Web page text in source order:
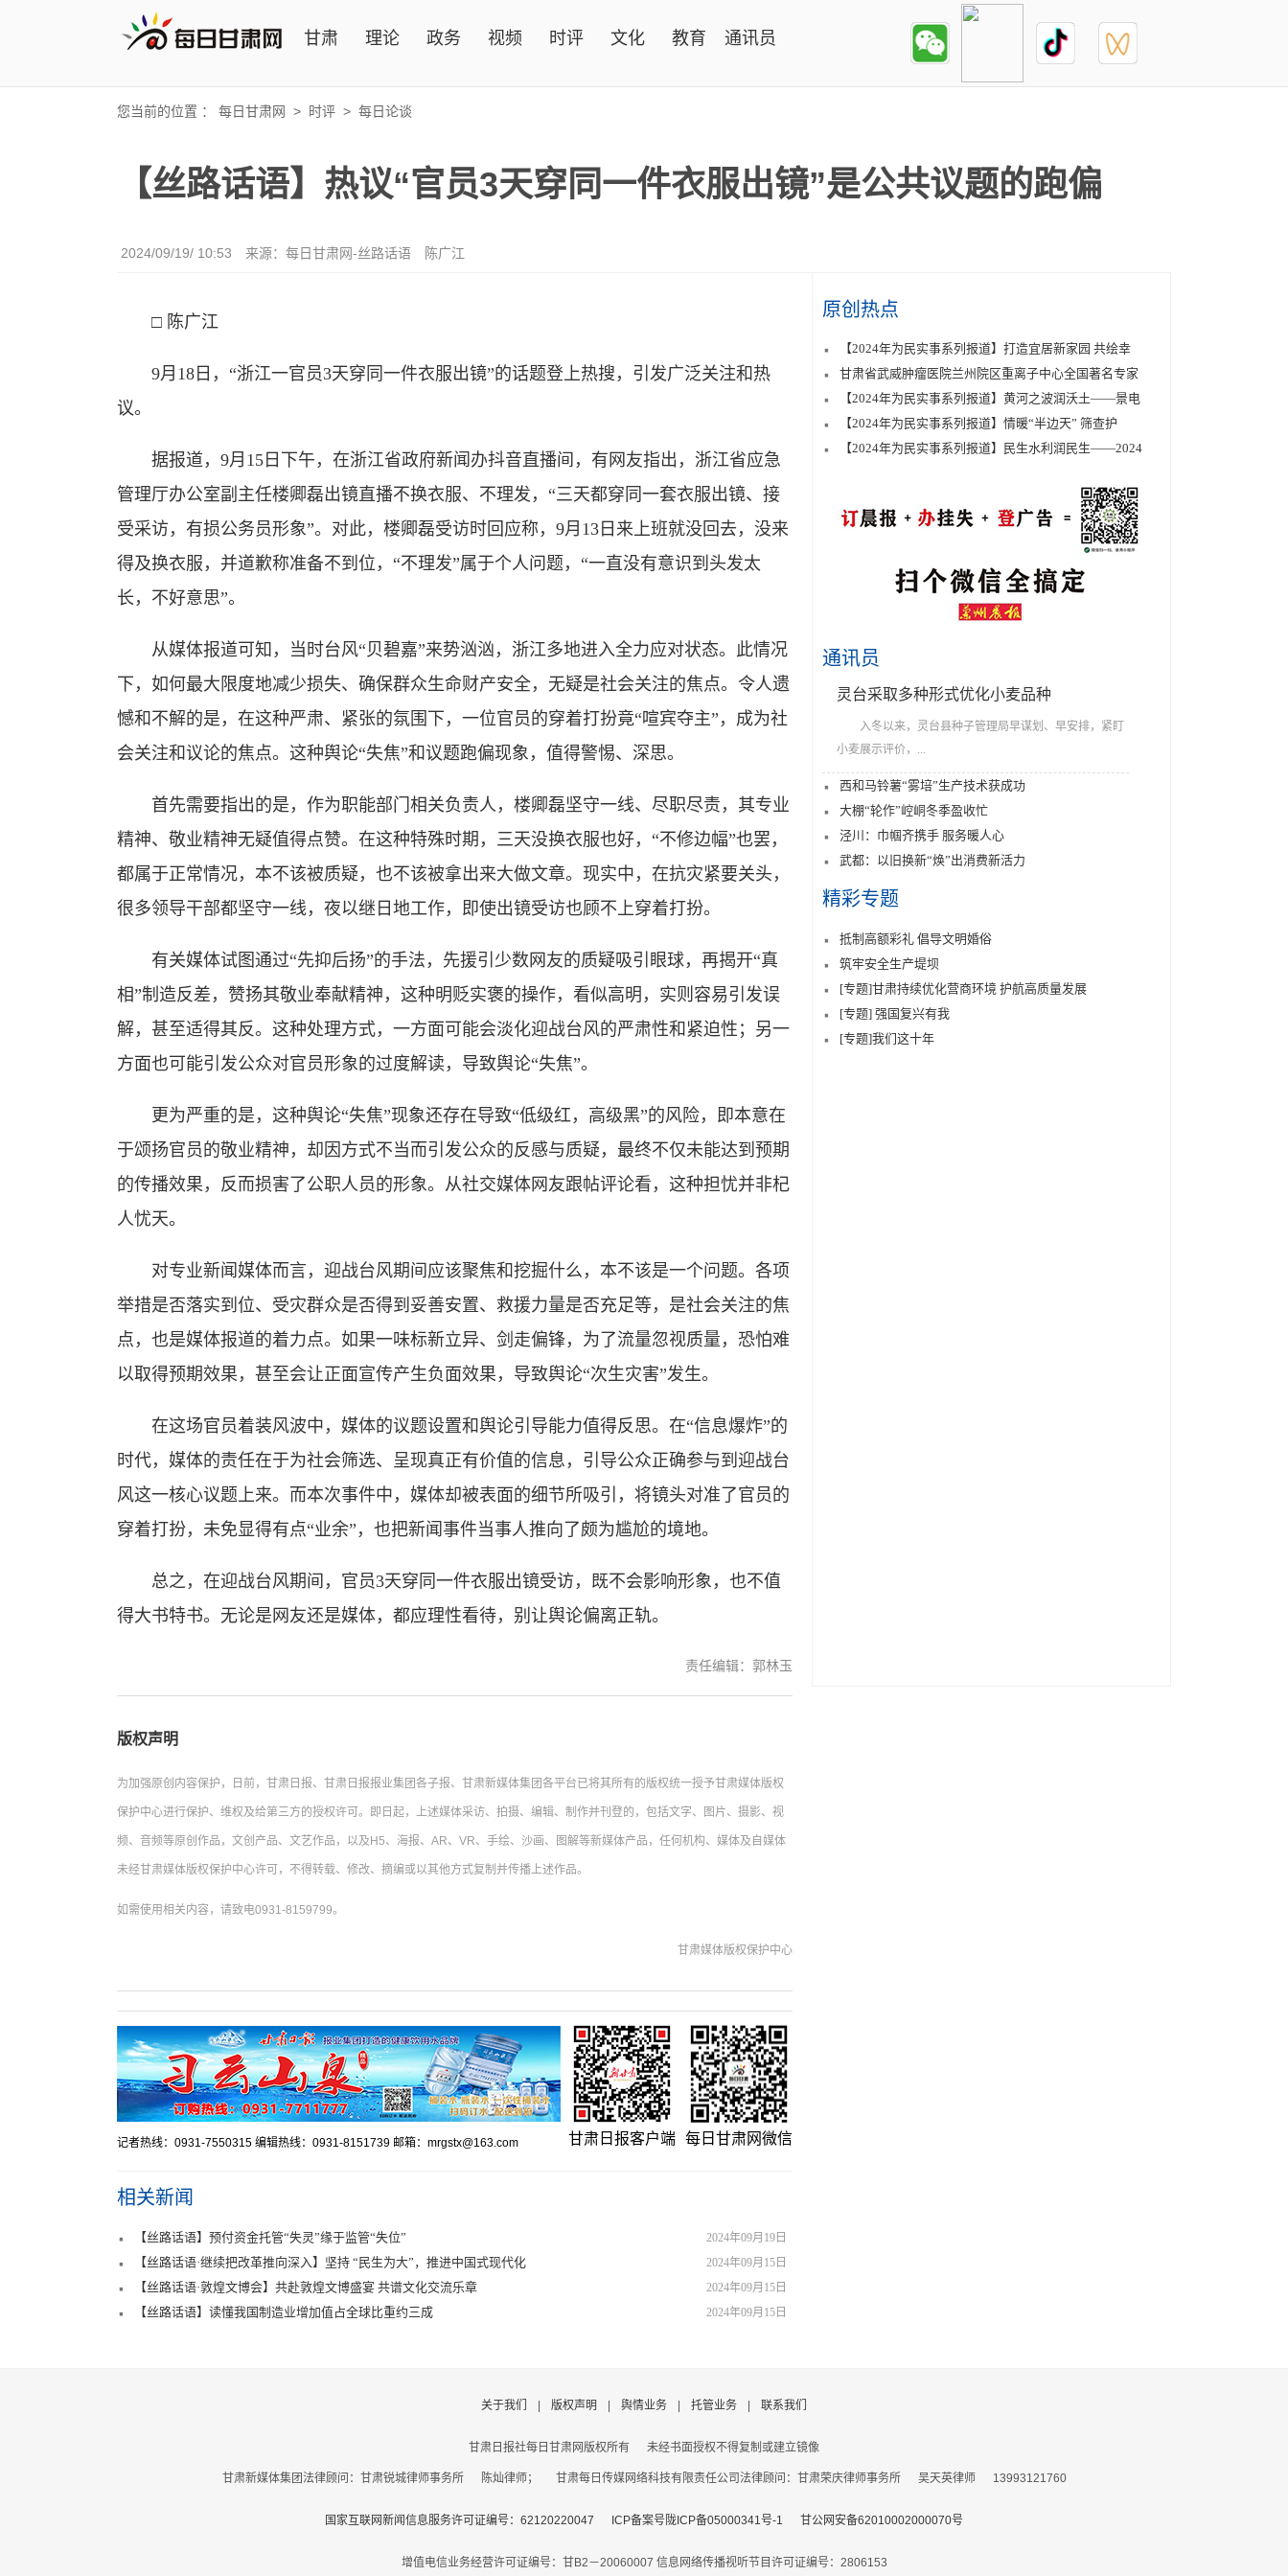
甘肃 理论 政务 视频 时评 文化 教育 通讯员
您当前的位置 ： 每日甘肃网 > 时评 > 每日论谈
【丝路话语】热议“官员3天穿同一件衣服出镜”是公共议题的跑偏
2024/09/19/ 10:53 来源： 每日甘肃网-丝路话语 陈广江
□ 陈广江
9月18日，“浙江一官员3天穿同一件衣服出镜”的话题登上热搜，引发广泛关注和热
议。
据报道，9月15日下午，在浙江省政府新闻办抖音直播间，有网友指出，浙江省应急
管理厅办公室副主任楼卿磊出镜直播不换衣服、不理发，“三天都穿同一套衣服出镜、接
受采访，有损公务员形象”。对此，楼卿磊受访时回应称，9月13日来上班就没回去，没来
得及换衣服，并道歉称准备不到位，“不理发”属于个人问题，“一直没有意识到头发太
长，不好意思”。
从媒体报道可知，当时台风“贝碧嘉”来势汹汹，浙江多地进入全力应对状态。此情况
下，如何最大限度地减少损失、确保群众生命财产安全，无疑是社会关注的焦点。令人遗
憾和不解的是，在这种严肃、紧张的氛围下，一位官员的穿着打扮竟“喧宾夺主”，成为社
会关注和议论的焦点。这种舆论“失焦”和议题跑偏现象，值得警惕、深思。
首先需要指出的是，作为职能部门相关负责人，楼卿磊坚守一线、尽职尽责，其专业
精神、敬业精神无疑值得点赞。在这种特殊时期，三天没换衣服也好，“不修边幅”也罢，
都属于正常情况，本不该被质疑，也不该被拿出来大做文章。现实中，在抗灾紧要关头，
很多领导干部都坚守一线，夜以继日地工作，即使出镜受访也顾不上穿着打扮。
有关媒体试图通过“先抑后扬”的手法，先援引少数网友的质疑吸引眼球，再揭开“真
相”制造反差，赞扬其敬业奉献精神，这种明贬实褒的操作，看似高明，实则容易引发误
解，甚至适得其反。这种处理方式，一方面可能会淡化迎战台风的严肃性和紧迫性；另一
方面也可能引发公众对官员形象的过度解读，导致舆论“失焦”。
更为严重的是，这种舆论“失焦”现象还存在导致“低级红，高级黑”的风险，即本意在
于颂扬官员的敬业精神，却因方式不当而引发公众的反感与质疑，最终不仅未能达到预期
的传播效果，反而损害了公职人员的形象。从社交媒体网友跟帖评论看，这种担忧并非杞
人忧天。
对专业新闻媒体而言，迎战台风期间应该聚焦和挖掘什么，本不该是一个问题。各项
举措是否落实到位、受灾群众是否得到妥善安置、救援力量是否充足等，是社会关注的焦
点，也是媒体报道的着力点。如果一味标新立异、剑走偏锋，为了流量忽视质量，恐怕难
以取得预期效果，甚至会让正面宣传产生负面效果，导致舆论“次生灾害”发生。
在这场官员着装风波中，媒体的议题设置和舆论引导能力值得反思。在“信息爆炸”的
时代，媒体的责任在于为社会筛选、呈现真正有价值的信息，引导公众正确参与到迎战台
风这一核心议题上来。而本次事件中，媒体却被表面的细节所吸引，将镜头对准了官员的
穿着打扮，未免显得有点“业余”，也把新闻事件当事人推向了颇为尴尬的境地。
总之，在迎战台风期间，官员3天穿同一件衣服出镜受访，既不会影响形象，也不值
得大书特书。无论是网友还是媒体，都应理性看待，别让舆论偏离正轨。
责任编辑：郭林玉
版权声明
为加强原创内容保护，日前，甘肃日报、甘肃日报报业集团各子报、甘肃新媒体集团各平台已将其所有的版权统一授予甘肃媒体版权
保护中心进行保护、维权及给第三方的授权许可。即日起，上述媒体采访、拍摄、编辑、制作并刊登的，包括文字、图片、摄影、视
频、音频等原创作品，文创产品、文艺作品，以及H5、海报、AR、VR、手绘、沙画、图解等新媒体产品，任何机构、媒体及自媒体
未经甘肃媒体版权保护中心许可，不得转载、修改、摘编或以其他方式复制并传播上述作品。
如需使用相关内容，请致电0931-8159799。
甘肃媒体版权保护中心
记者热线：0931-7550315 编辑热线：0931-8151739 邮箱：mrgstx@163.com 甘肃日报客户端 每日甘肃网微信
相关新闻
2024年09月19日
【丝路话语】预付资金托管“失灵”缘于监管“失位”
2024年09月15日
【丝路话语·继续把改革推向深入】坚持 “民生为大”，推进中国式现代化
2024年09月15日
【丝路话语·敦煌文博会】共赴敦煌文博盛宴 共谱文化交流乐章
2024年09月15日
【丝路话语】读懂我国制造业增加值占全球比重约三成
原创热点
【2024年为民实事系列报道】打造宜居新家园 共绘幸
甘肃省武威肿瘤医院兰州院区重离子中心全国著名专家
【2024年为民实事系列报道】黄河之波润沃土——景电
【2024年为民实事系列报道】情暖“半边天” 筛查护
【2024年为民实事系列报道】民生水利润民生——2024
通讯员
灵台采取多种形式优化小麦品种
入冬以来，灵台县种子管理局早谋划、早安排，紧盯
小麦展示评价，...
西和马铃薯“雾培”生产技术获成功
大棚“轮作”崆峒冬季盈收忙
泾川：巾帼齐携手 服务暖人心
武都：以旧换新“焕”出消费新活力
精彩专题
抵制高额彩礼 倡导文明婚俗
筑牢安全生产堤坝
[专题]甘肃持续优化营商环境 护航高质量发展
[专题] 强国复兴有我
[专题]我们这十年
关于我们 版权声明 舆情业务 托管业务 联系我们
甘肃日报社每日甘肃网版权所有 未经书面授权不得复制或建立镜像
甘肃新媒体集团法律顾问：甘肃锐城律师事务所 陈灿律师； 甘肃每日传媒网络科技有限责任公司法律顾问：甘肃荣庆律师事务所 吴天英律师 13993121760
国家互联网新闻信息服务许可证编号：62120220047 ICP备案号陇ICP备05000341号-1 甘公网安备62010002000070号
增值电信业务经营许可证编号：甘B2－20060007 信息网络传播视听节目许可证编号：2806153